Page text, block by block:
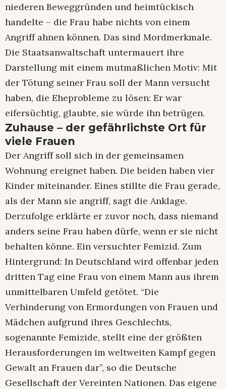
niederen Beweggründen und heimtückisch
handelte – die Frau habe nichts von einem
Angriff ahnen können. Das sind Mordmerkmale.
Die Staatsanwaltschaft untermauert ihre
Darstellung mit einem mutmaßlichen Motiv: Mit
der Tötung seiner Frau soll der Mann versucht
haben, die Eheprobleme zu lösen: Er war
eifersüchtig, glaubte, sie würde ihn betrügen.
Zuhause – der gefährlichste Ort für
viele Frauen
Der Angriff soll sich in der gemeinsamen
Wohnung ereignet haben. Die beiden haben vier
Kinder miteinander. Eines stillte die Frau gerade,
als der Mann sie angriff, sagt die Anklage.
Derzufolge erklärte er zuvor noch, dass niemand
anders seine Frau haben dürfe, wenn er sie nicht
behalten könne. Ein versuchter Femizid. Zum
Hintergrund: In Deutschland wird offenbar jeden
dritten Tag eine Frau von einem Mann aus ihrem
unmittelbaren Umfeld getötet. “Die
Verhinderung von Ermordungen von Frauen und
Mädchen aufgrund ihres Geschlechts,
sogenannte Femizide, stellt eine der größten
Herausforderungen im weltweiten Kampf gegen
Gewalt an Frauen dar”, so die Deutsche
Gesellschaft der Vereinten Nationen. Das eigene